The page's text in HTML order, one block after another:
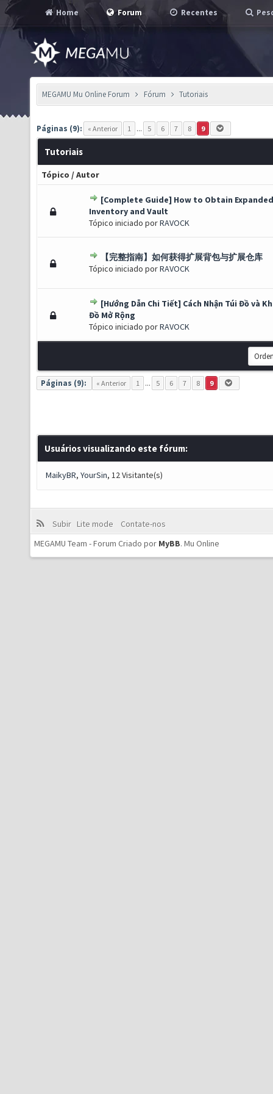
Home Forum Recentes
MEGAMU Mu Online Forum Fórum Tutoriais
Páginas (9): « Anterior 1 ... 5 6 7 8 9
Tutoriais
Tópico /Autor
[Complete Guide] How to Obtain Expanded
Inventory and Vault
Tópico iniciado porRAVOCK
- 0 de 5 em média
【完整指南】如何获得扩展背包与扩展仓库
Tópico iniciado porRAVOCK
- 0 de 5 em média
[Hướng Dẫn Chi Tiết] Cách Nhận Túi Đồ và
Đồ Mở Rộng
Tópico iniciado porRAVOCK
- 0 de 5 em média
Páginas (9): « Anterior 1 ... 5 6 7 8 9
Usuários visualizando este fórum:
MaikyBR, YourSin, 12 Visitante(s)
Subir Lite mode
Contate-nos
MEGAMU Team - Forum Criado por MyBB. Mu Online